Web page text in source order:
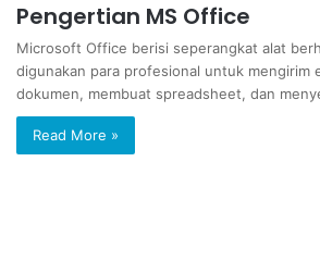
Pengertian MS Office
Microsoft Office berisi seperangkat alat
digunakan para profesional untuk mengirim
dokumen, membuat spreadsheet, dan
Read More »